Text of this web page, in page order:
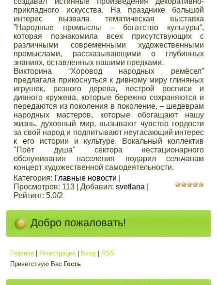
прикладного искусства. На празднике большой
интерес вызвала тематическая выставка
”Народные промыслы – богатство культуры“,
которая познакомила всех присутствующих с
различными современными художественными
промыслами, рассказывающими о глубинных
знаниях, оставленных нашими предками.
Викторина “Хоровод народных ремёсел”
предлагала прикоснуться к дивному миру глиняных
игрушек, резного дерева, пестрой росписи и
дивного кружева, которые бережно сохраняются и
передаются из поколения в поколение, – шедеврам
народных мастеров, которые обогащают нашу
жизнь, духовный мир, вызывают чувство гордости
за свой народ и подпитывают неугасающий интерес
к его истории и культуре. Вокальный коллектив
"Поёт душа" сектора нестационарного
обслуживания населения подарил сельчанам
концерт художественной самодеятельности.
Категория: Главные новости
Просмотров: 113 |Добавил: svetlana
Рейтинг: 5.0/2
Добро пожаловать!
Главная Регистрация Вход
RSS
Приветствую Вас Гость